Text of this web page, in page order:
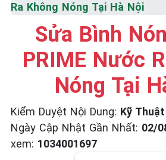
☎️
Ra Không Nóng Tại Hà Nội
Sửa Bình
PRIME Nước
Nóng Tại
Kiểm Duyệt Nội Dung: Kỹ
Ngày Cập Nhật Gần Nhất: 02/
xem: 1034001697